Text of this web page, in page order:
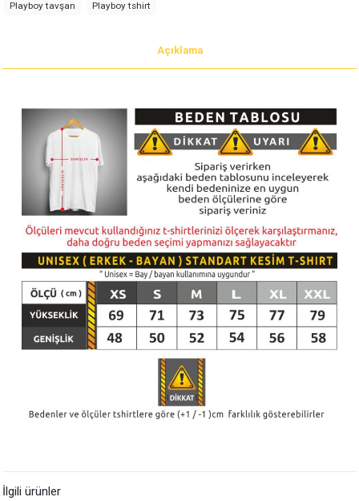
Playboy tavşan
Playboy tshirt
Açıklama
İlgili ürünler